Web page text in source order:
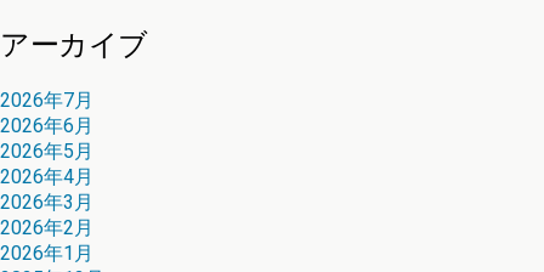
アーカイブ
2026年7月
2026年6月
2026年5月
2026年4月
2026年3月
2026年2月
2026年1月